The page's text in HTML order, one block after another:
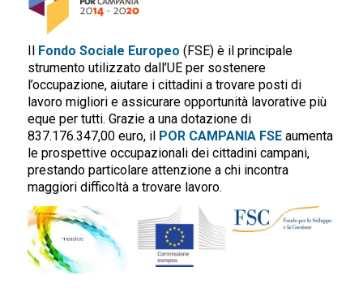
Il Fondo Sociale Europeo (FSE) è il principale
strumento utilizzato dall’UE per sostenere
l’occupazione, aiutare i cittadini a trovare posti di
lavoro migliori e assicurare opportunità lavorative più
eque per tutti. Grazie a una dotazione di
837.176.347,00 euro, il POR CAMPANIA FSEaumenta
le prospettive occupazionali dei cittadini campani,
prestando particolare attenzione a chi incontra
maggiori difficoltà a trovare lavoro.